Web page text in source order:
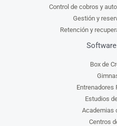
Control de cobros y
Gestión y
Retención y
Box de
Entrenadores
Estudios
Academias
Centros